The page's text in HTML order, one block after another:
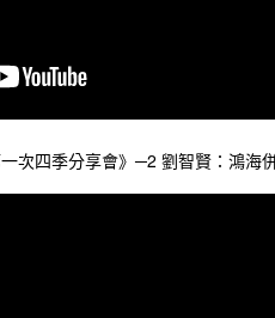
次四季分享會》─2 劉智賢：鴻海